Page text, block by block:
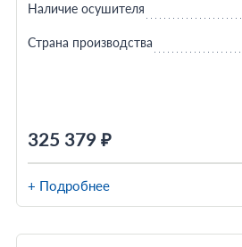
325 379 ₽
Наличие осушителя
Страна производства
+ Подробнее